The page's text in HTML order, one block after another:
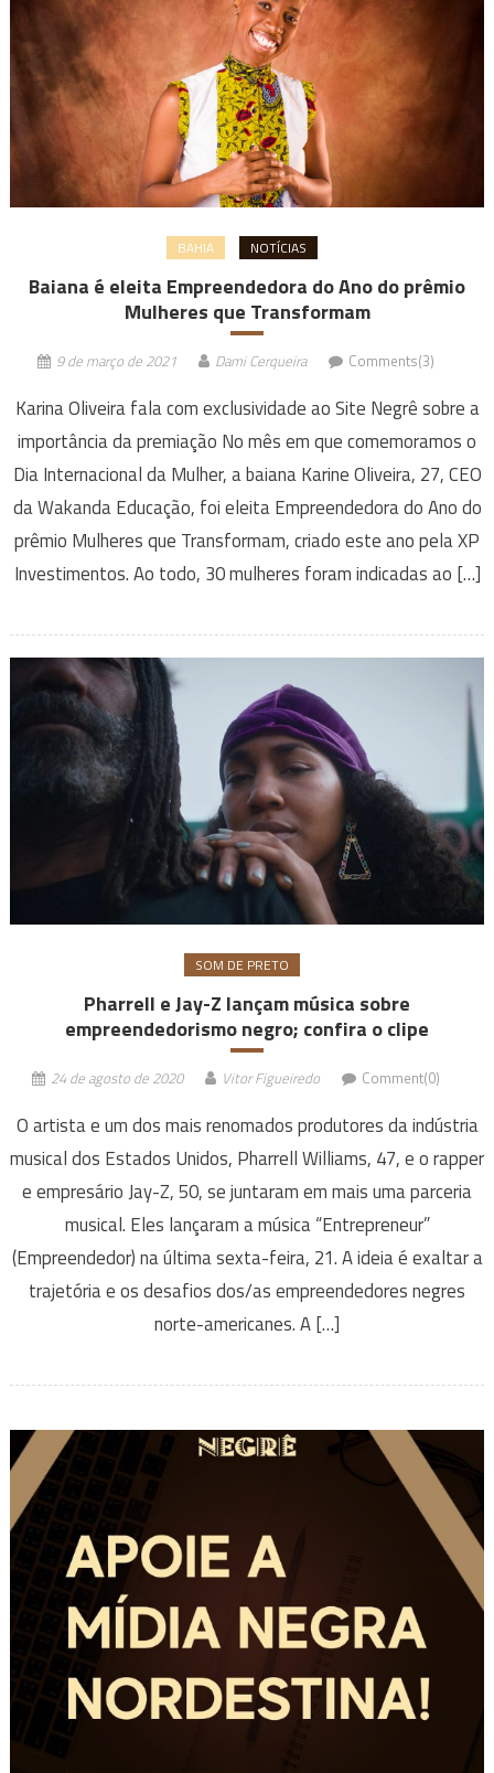
BAHIA NOTÍCIAS
Baiana é eleita Empreendedora do Ano do prêmio
Mulheres que Transformam
9 de março de 2021 Dami Cerqueira Comments(3)
Karina Oliveira fala com exclusividade ao Site Negrê sobre a
importância da premiação No mês em que comemoramos o
Dia Internacional da Mulher, a baiana Karine Oliveira, 27, CEO
da Wakanda Educação, foi eleita Empreendedora do Ano do
prêmio Mulheres que Transformam, criado este ano pela XP
Investimentos. Ao todo, 30 mulheres foram indicadas ao […]
SOM DE PRETO
Pharrell e Jay-Z lançam música sobre
empreendedorismo negro; confira o clipe
24 de agosto de 2020 Vitor Figueiredo Comment(0)
O artista e um dos mais renomados produtores da indústria
musical dos Estados Unidos, Pharrell Williams, 47, e o rapper
e empresário Jay-Z, 50, se juntaram em mais uma parceria
musical. Eles lançaram a música “Entrepreneur”
(Empreendedor) na última sexta-feira, 21. A ideia é exaltar a
trajetória e os desafios dos/as empreendedores negres
norte-americanes. A […]